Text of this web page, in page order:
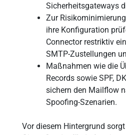
Sicherheitsgateways
Zur
ihre Konfiguration
Connector restriktiv
SMTP-Zustellungen
Maßnahmen wie die
Records sowie SPF,
sichern den Mailflow
Spoofing-Szenarien.
Vor diesem Hintergrund